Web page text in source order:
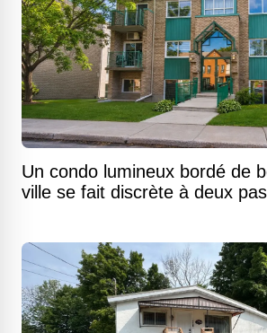
Un condo lumineux bordé de
ville se fait discrète à deux